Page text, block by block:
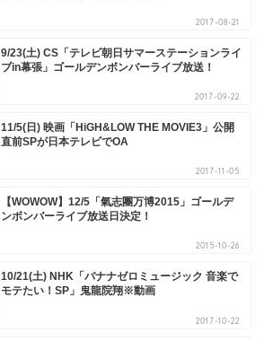
2017-08-21
9/23(土) CS「テレビ朝日サマーステーションライ
ブin幕張」ゴールデンボンバーライブ放送！
2017-09-22
11/5(日) 映画「HiGH&LOW THE MOVIE3」公開
直前SPが日本テレビでOA
2017-11-05
【WOWOW】12/5「氣志團万博2015」ゴールデ
ンボンバーライブ放送日決定！
2015-10-26
10/21(土) NHK「バナナゼロミュージック 音楽で
モテたい！SP」鬼龍院翔※動画
2017-10-22